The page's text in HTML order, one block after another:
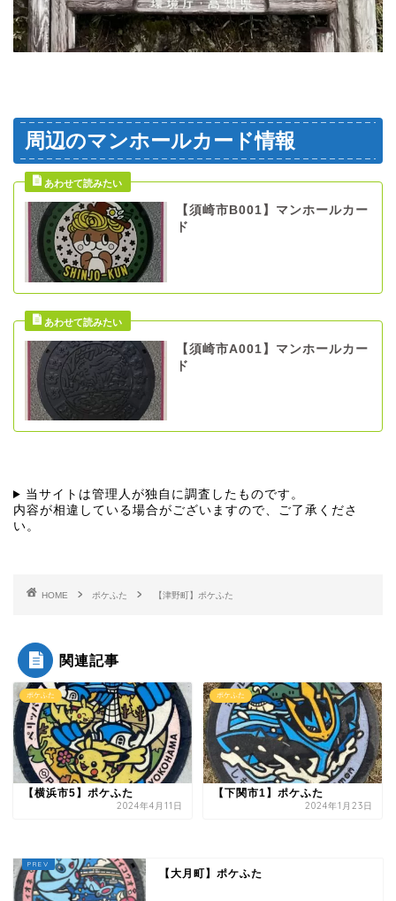
周辺のマンホールカード情報
【須崎市B001】マンホールカー
ド
【須崎市A001】マンホールカー
ド
当サイトは管理人が独自に調査したものです。
内容が相違している場合がございますので、ご了承くださ
い。
HOME ポケふた 【津野町】ポケふた
関連記事
ポケふた
【横浜市5】ポケふた
2024年4月11日
ポケふた
【下関市1】ポケふた
2024年1月23日
【大月町】ポケふた